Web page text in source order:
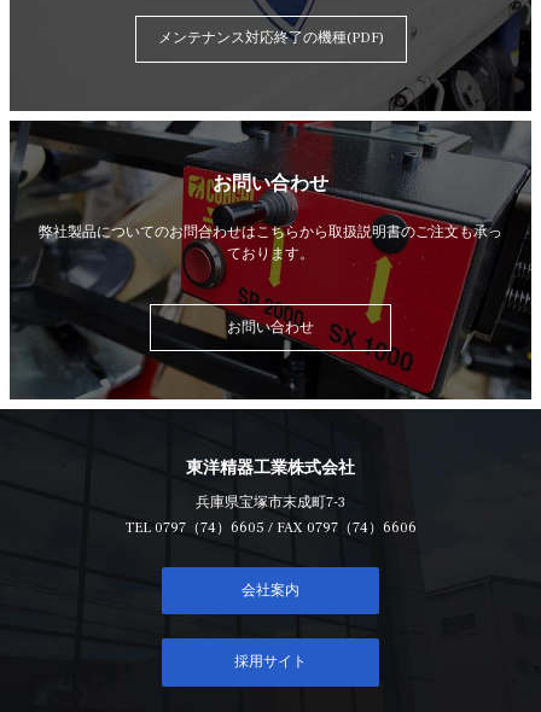
メンテナンス対応終了の機種(PDF)
お問い合わせ
弊社製品についてのお問合わせはこちらから取扱説明書のご注文も承っ
ております。
お問い合わせ
東洋精器工業株式会社
兵庫県宝塚市末成町7-3
TEL 0797（74）6605 / FAX 0797（74）6606
会社案内
採用サイト